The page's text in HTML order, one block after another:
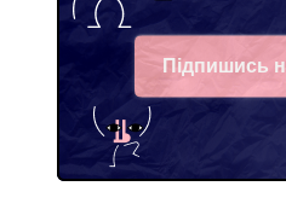
Підпишись
Telegram